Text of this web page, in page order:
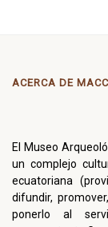
ACERCA DE
El Museo
un complejo
ecuatoriana
difundir,
ponerlo al